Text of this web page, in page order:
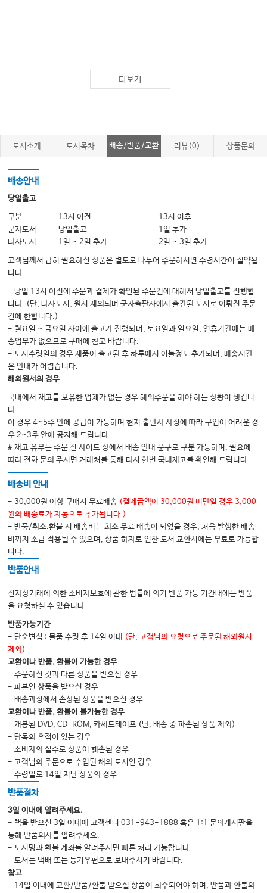
더보기
도서소개 도서목차 배송/반품/교환 리뷰(0) 상품문의
배송안내
당일출고
구분 13시 이전
13시 이후
군자도서
당일출고
1일 추가
타사도서
1일 ~ 2일 추가 2일 ~ 3일 추가
고객님께서 급히 필요하신 상품은 별도로 나누어 주문하시면 수령시간이 절약됩
니다.
- 당일 13시 이전에 주문과 결제가 확인된 주문건에 대해서 당일출고를 진행합
니다. (단, 타사도서, 원서 제외되며 군자출판사에서 출간된 도서로 이뤄진 주문
건에 한합니다.)
- 월요일 ~ 금요일 사이에 출고가 진행되며, 토요일과 일요일, 연휴기간에는 배
송업무가 없으므로 구매에 참고 바랍니다.
- 도서수령일의 경우 제품이 출고된 후 하루에서 이틀정도 추가되며, 배송시간
은 안내가 어렵습니다.
해외원서의 경우
국내에서 재고를 보유한 업체가 없는 경우 해외주문을 해야 하는 상황이 생깁니
다.
이 경우 4~5주 안에 공급이 가능하며 현지 출판사 사정에 따라 구입이 어려운 경
우 2~3주 안에 공지해 드립니다.
# 재고 유무는 주문 전 사이트 상에서 배송 안내 문구로 구분 가능하며, 필요에
따라 전화 문의 주시면 거래처를 통해 다시 한번 국내재고를 확인해 드립니다.
배송비 안내
- 30,000원 이상 구매시 무료배송 (결제금액이 30,000원 미만일 경우 3,000
원의 배송료가 자동으로 추가됩니다.)
- 반품/취소.환불 시 배송비는 최소 무료 배송이 되었을 경우, 처음 발생한 배송
비까지 소급 적용될 수 있으며, 상품 하자로 인한 도서 교환시에는 무료로 가능합
니다.
반품안내
전자상거래에 의한 소비자보호에 관한 법률에 의거 반품 가능 기간내에는 반품
을 요청하실 수 있습니다.
반품가능기간
- 단순변심 : 물품 수령 후 14일 이내 (단, 고객님의 요청으로 주문된 해외원서
제외)
교환이나 반품, 환불이 가능한 경우
- 주문하신 것과 다른 상품을 받으신 경우
- 파본인 상품을 받으신 경우
- 배송과정에서 손상된 상품을 받으신 경우
교환이나 반품, 환불이 불가능한 경우
- 개봉된 DVD, CD-ROM, 카세트테이프 (단, 배송 중 파손된 상품 제외)
- 탐독의 흔적이 있는 경우
- 소비자의 실수로 상품이 훼손된 경우
- 고객님의 주문으로 수입된 해외 도서인 경우
- 수령일로 14일 지난 상품의 경우
반품절차
3일 이내에 알려주세요.
- 책을 받으신 3일 이내에 고객센터 031-943-1888 혹은 1:1 문의게시판을
통해 반품의사를 알려주세요.
- 도서명과 환불 계좌를 알려주시면 빠른 처리 가능합니다.
- 도서는 택배 또는 등기우편으로 보내주시기 바랍니다.
참고
- 14일 이내에 교환/반품/환불 받으실 상품이 회수되어야 하며, 반품과 환불의